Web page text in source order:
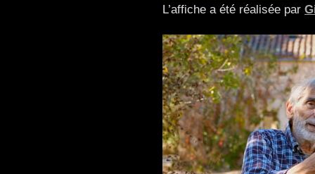
L’affiche a été réalisée par